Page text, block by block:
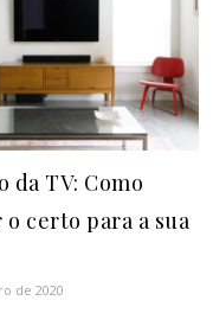
da TV: Como
certo para a sua
de 2020